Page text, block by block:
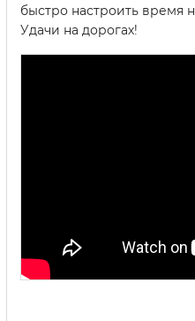
быстро настроить время
Удачи на дорогах!